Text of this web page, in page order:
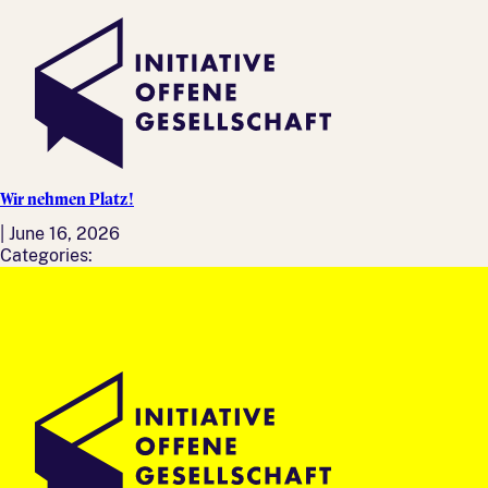
Wir nehmen Platz!
June 16, 2026
Categories: